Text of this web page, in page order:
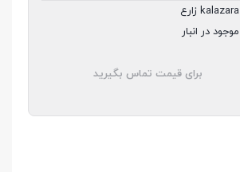
kalazara زارع
موجود در انبار
برای قیمت تماس بگیرید